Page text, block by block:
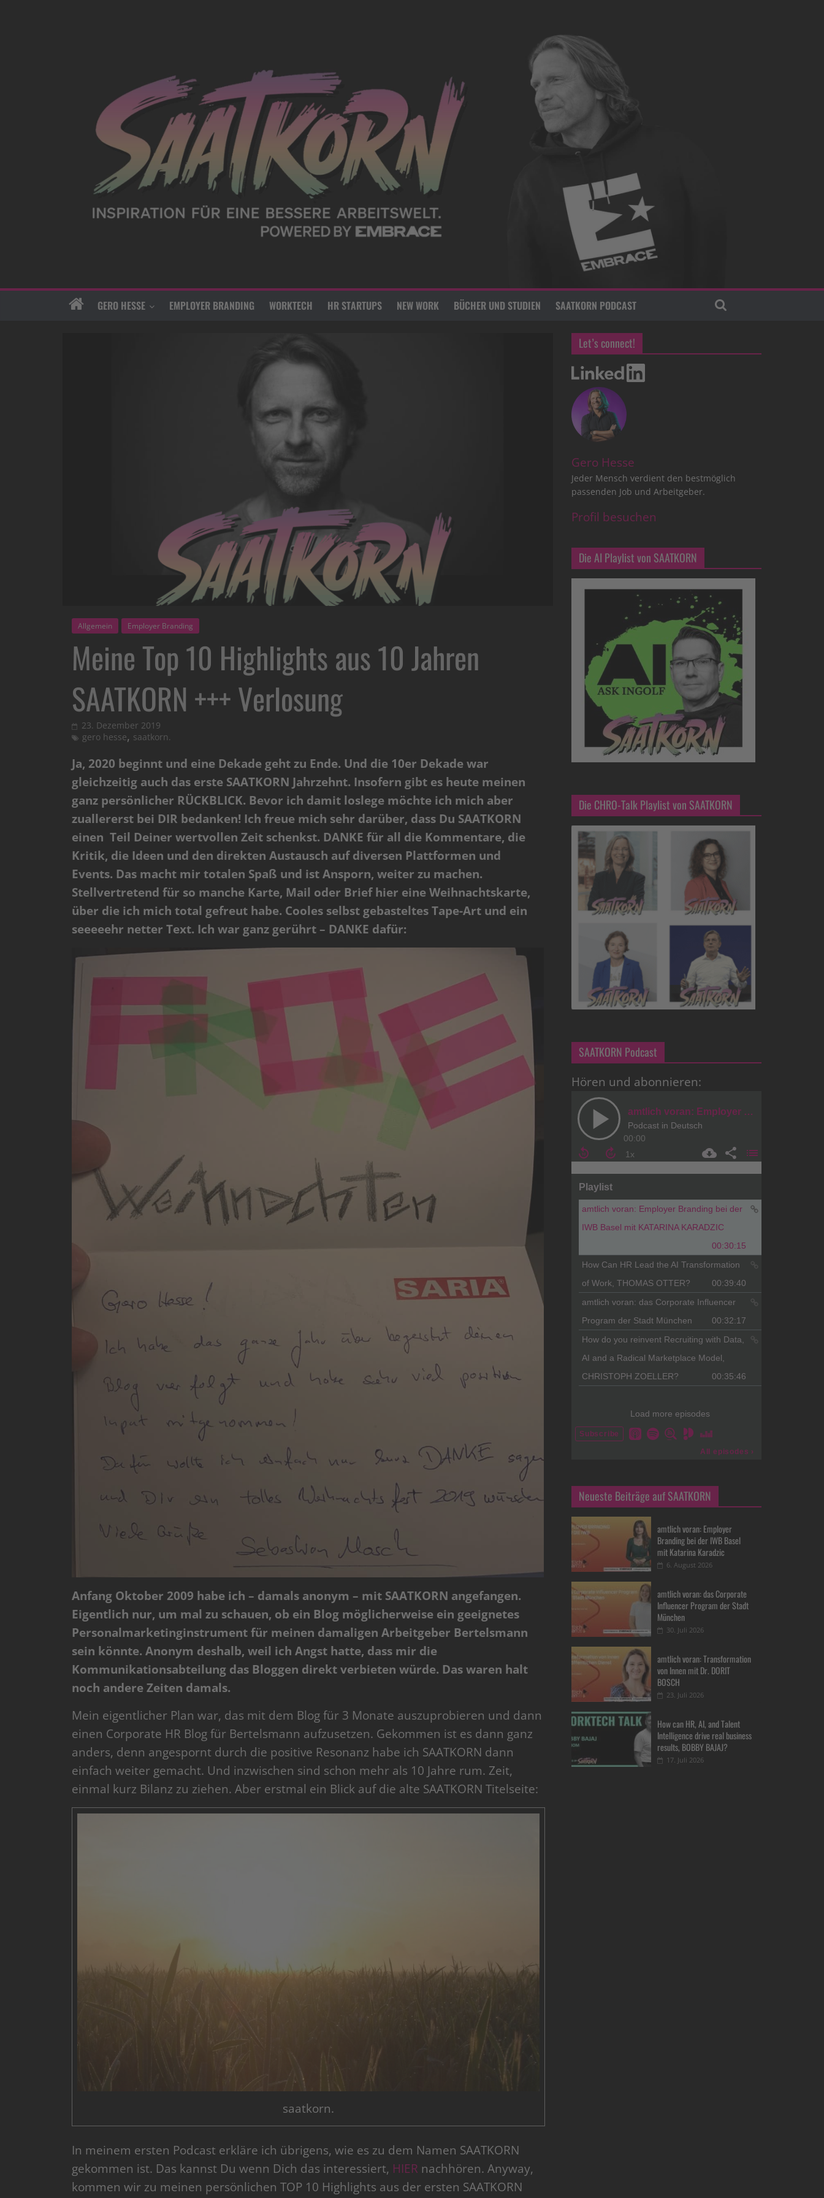
GERO HESSE EMPLOYER BRANDING WORKTECH HR STARTUPS NEW WORK BÜCHER UND STUDIEN SAATKORN PODCAST
Allgemein Employer Branding
Meine Top 10 Highlights aus 10 Jahren
SAATKORN +++ Verlosung
23. Dezember 2019
gero hesse, saatkorn.
Ja, 2020 beginnt und eine Dekade geht zu Ende. Und die 10er Dekade war
gleichzeitig auch das erste SAATKORN Jahrzehnt. Insofern gibt es heute meinen
ganz persönlicher RÜCKBLICK. Bevor ich damit loslege möchte ich mich aber
zuallererst bei DIR bedanken! Ich freue mich sehr darüber, dass Du SAATKORN
einen Teil Deiner wertvollen Zeit schenkst. DANKE für all die Kommentare, die
Kritik, die Ideen und den direkten Austausch auf diversen Plattformen und
Events. Das macht mir totalen Spaß und ist Ansporn, weiter zu machen.
Stellvertretend für so manche Karte, Mail oder Brief hier eine Weihnachtskarte,
über die ich mich total gefreut habe. Cooles selbst gebasteltes Tape-Art und ein
seeeeehr netter Text. Ich war ganz gerührt – DANKE dafür:
Anfang Oktober 2009 habe ich – damals anonym – mit SAATKORN angefangen.
Eigentlich nur, um mal zu schauen, ob ein Blog möglicherweise ein geeignetes
Personalmarketinginstrument für meinen damaligen Arbeitgeber Bertelsmann
sein könnte. Anonym deshalb, weil ich Angst hatte, dass mir die
Kommunikationsabteilung das Bloggen direkt verbieten würde. Das waren halt
noch andere Zeiten damals.
Mein eigentlicher Plan war, das mit dem Blog für 3 Monate auszuprobieren und dann
einen Corporate HR Blog für Bertelsmann aufzusetzen. Gekommen ist es dann ganz
anders, denn angespornt durch die positive Resonanz habe ich SAATKORN dann
einfach weiter gemacht. Und inzwischen sind schon mehr als 10 Jahre rum. Zeit,
einmal kurz Bilanz zu ziehen. Aber erstmal ein Blick auf die alte SAATKORN Titelseite:
saatkorn.
In meinem ersten Podcast erkläre ich übrigens, wie es zu dem Namen SAATKORN
gekommen ist. Das kannst Du wenn Dich das interessiert, HIER nachhören. Anyway,
kommen wir zu meinen persönlichen TOP 10 Highlights aus der ersten SAATKORN
Let’s connect!
Gero Hesse
Jeder Mensch verdient den bestmöglich
passenden Job und Arbeitgeber.
Profil besuchen
Die AI Playlist von SAATKORN
Die CHRO-Talk Playlist von SAATKORN
SAATKORN Podcast
Hören und abonnieren:
Neueste Beiträge auf SAATKORN
amtlich voran: Employer
Branding bei der IWB Basel
mit Katarina Karadzic
6. August 2026
amtlich voran: das Corporate
Influencer Program der Stadt
München
30. Juli 2026
amtlich voran: Transformation
von Innen mit Dr. DORIT
BOSCH
23. Juli 2026
How can HR, AI, and Talent
Intelligence drive real business
results, BOBBY BAJAJ?
17. Juli 2026